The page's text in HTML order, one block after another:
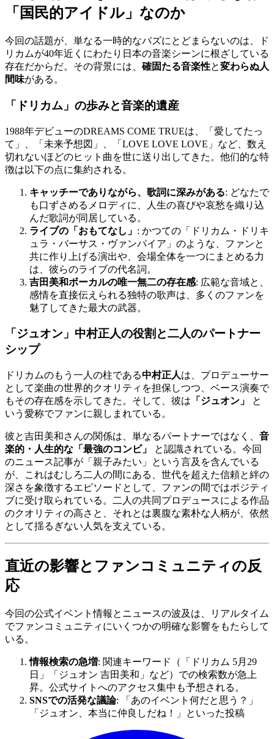
「国民的アイドル」なのか
今回の話題が、単なる一時的なバズにとどまらないのは、ド
リカムが40年近くにわたり日本の音楽シーンに根ざしている
存在だからだ。その背景には、 確固たる音楽性と変わらぬ人
間味がある。
「ドリカム」の歩みと音楽的遺産
1988年デビューのDREAMS COME TRUEは、「愛してたっ
て」、「未来予想図」、「LOVE LOVE LOVE」など、数え
切れないほどのヒット曲を世に送り出してきた。他们的な特
徴は以下の点に集約される。
キャッチーでありながら、歌詞に深みがある: どなたで
も口ずさめるメロディに、人生の喜びや哀愁を織り込
んだ歌詞が同居している。
ライブの「おもてなし」 : かつての「ドリカム・ドリキ
ュラ・バーサス・ヴァンパイア」のような、ファンと
共に作り上げる演出や、会場全体を一つにまとめる力
は、彼らのライブの代名詞。
吉田美和ボーカルの唯一無二の存在感: 広範な音域と、
感情を直接伝えられる独特の歌声は、多くのファンを
魅了してきた最大の武器。
「ジュオン」中村正人の役割と二人のパートナー
シップ
ドリカムのもう一人の柱である中村正人は、プロデューサー
として楽曲の世界的クオリティを担保しつつ、ベース演奏で
もその存在感を示してきた。そして、彼は 「ジュオン」
と
いう愛称でファンに親しまれている。
彼と吉田美和さんの関係は、単なるパートナーではなく、 音
楽的・人生的な「最強のコンビ」
と認識されている。今回
のニュース記事が「親子みたい」という言及を含んでいる
が、これはむしろ二人の間にある、世代を超えた信頼と絆の
深さを象徴するエピソードとして、ファンの間ではポジティ
ブに受け取られている。二人の共同プロデュースによる作品
のクオリティの高さと、それとは裏腹な素朴な人柄が、依然
として揺るぎない人気を支えている。
直近の影響とファンコミュニティの反
応
今回の公式イベント情報とニュースの波及は、リアルタイム
でファンコミュニティにいくつかの明確な影響をもたらして
いる。
情報検索の急増: 関連キーワード（「ドリカム 5月29
日」「ジュオン 吉田美和」など）での検索数が急上
昇。公式サイトへのアクセス集中も予想される。
SNSでの活発な議論: 「あのイベント何だと思う？」
「ジュオン、本当に仲良しだね！」といった投稿